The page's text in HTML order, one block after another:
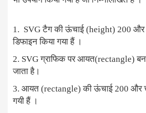
1. SVG टैग की ऊंचाई (height) 200 और
डिफाइन किया गया हैं ।
2. SVG ग्राफिक पर आयत(rectangle)
जाता है।
3. आयत (rectangle) की ऊंचाई 200 और
गयी हैं ।